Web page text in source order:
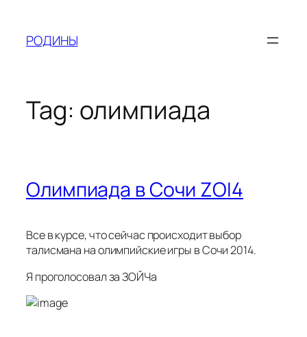
content
РОДИНЫ
Tag: олимпиада
Олимпиада в Сочи ZOI4
Все в курсе, что сейчас происходит выбор
талисмана на олимпийские игры в Сочи 2014.
Я проголосовал за ЗОЙЧа